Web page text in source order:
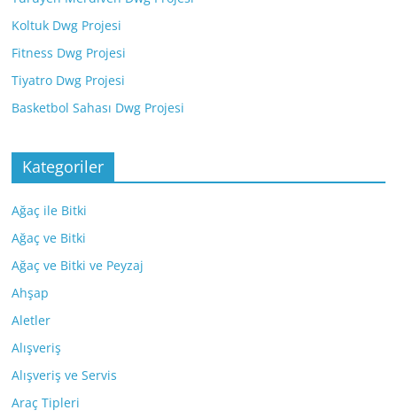
Koltuk Dwg Projesi
Fitness Dwg Projesi
Tiyatro Dwg Projesi
Basketbol Sahası Dwg Projesi
Kategoriler
Ağaç ile Bitki
Ağaç ve Bitki
Ağaç ve Bitki ve Peyzaj
Ahşap
Aletler
Alışveriş
Alışveriş ve Servis
Araç Tipleri